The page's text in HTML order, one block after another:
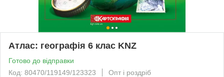
Атлас: географія 6 клас KNZ
Готово до відправки
Код: 80470/119149/123323
Опт і роздріб